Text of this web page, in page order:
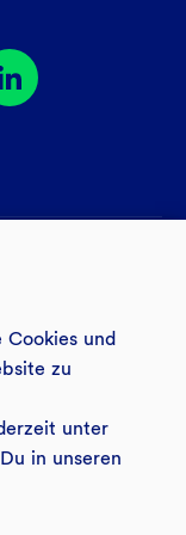
und
zu
unter
in unseren